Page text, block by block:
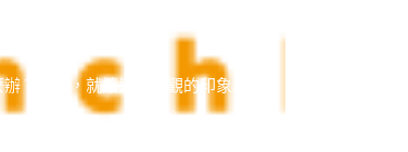
？不如，就讓這些悲觀的印象坍倒